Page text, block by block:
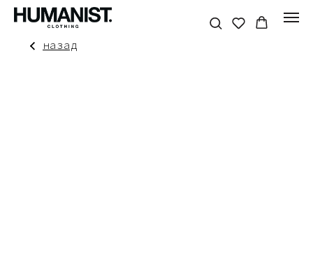
назад